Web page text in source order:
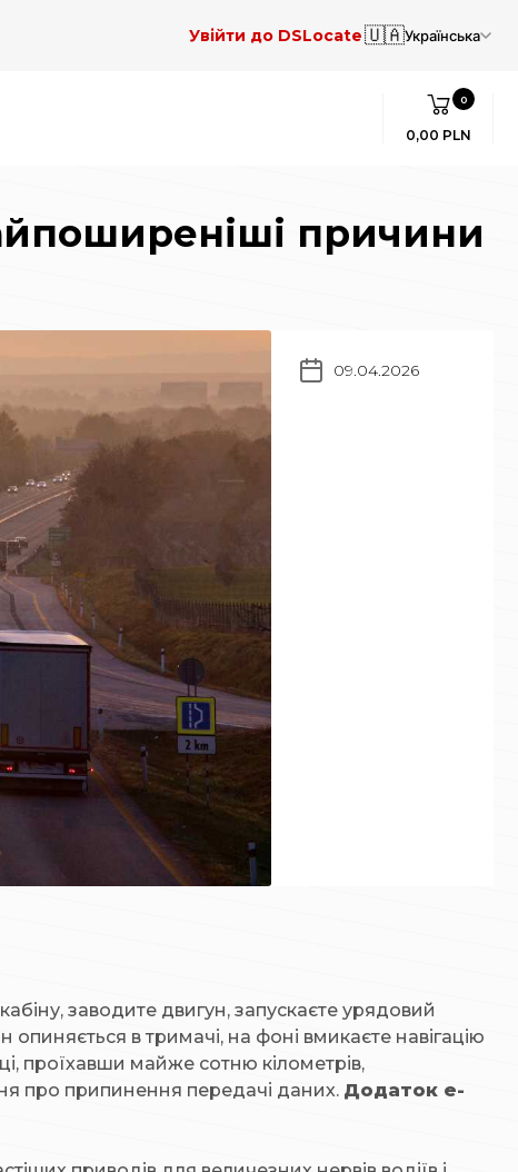
Увійти до DSLocate🇺🇦Українська
0
0,00 PLN
причини
09.04.2026
заводите двигун, запускаєте урядовий
в тримачі, на фоні вмикаєте навігацію
проїхавши майже сотню кілометрів,
про припинення передачі даних. Додаток e-